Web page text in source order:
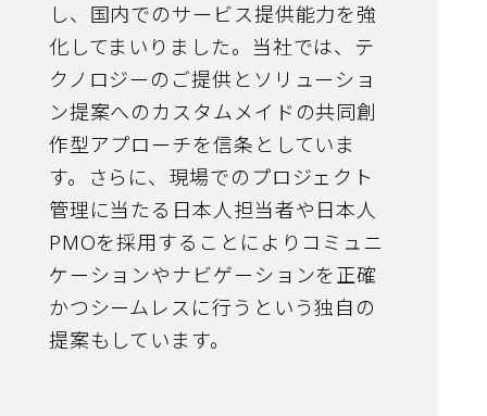
し、国内でのサービス提供能力を強
化してまいりました。当社では、テ
クノロジーのご提供とソリューショ
ン提案へのカスタムメイドの共同創
作型アプローチを信条としていま
す。さらに、現場でのプロジェクト
管理に当たる日本人担当者や日本人
PMOを採用することによりコミュニ
ケーションやナビゲーションを正確
かつシームレスに行うという独自の
提案もしています。